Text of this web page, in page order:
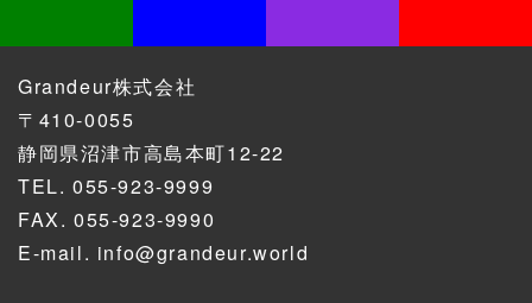
Grandeur株式会社
〒410-0055
静岡県沼津市高島本町12-22
TEL. 055-923-9999
FAX. 055-923-9990
E-mail. info@grandeur.world